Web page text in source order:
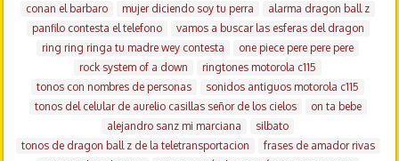
conan el barbaro
mujer diciendo soy tu perra
alarma dragon ball z
panfilo contesta el telefono
vamos a buscar las esferas del dragon
ring ring ringa tu madre wey contesta
one piece pere pere pere
rock system of a down
ringtones motorola c115
tonos con nombres de personas
sonidos antiguos motorola c115
tonos del celular de aurelio casillas señor de los cielos
on ta bebe
alejandro sanz mi marciana
silbato
tonos de dragon ball z de la teletransportacion
frases de amador rivas